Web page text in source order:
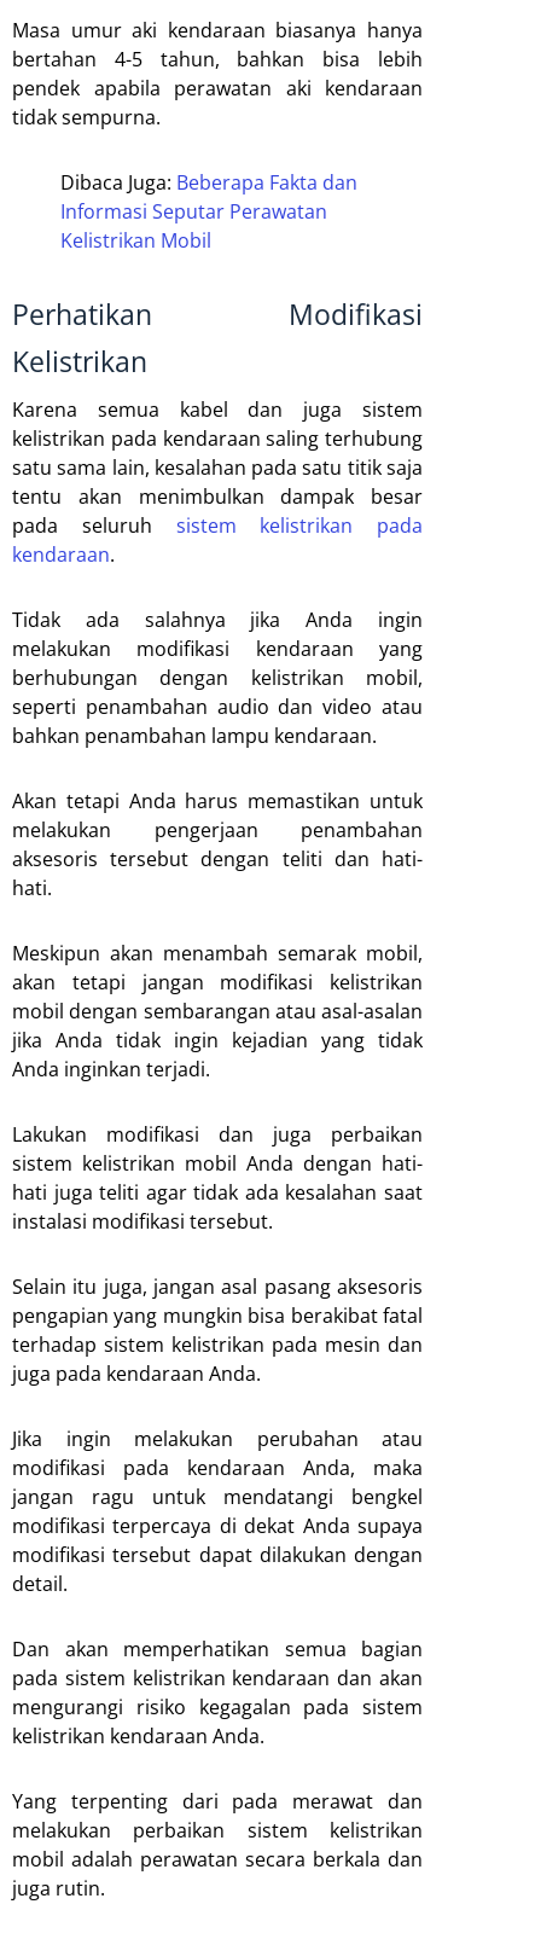
Masa umur aki kendaraan biasanya hanya
bertahan 4-5 tahun, bahkan bisa lebih
pendek apabila perawatan aki kendaraan
tidak sempurna.
Dibaca Juga: Beberapa Fakta dan
Informasi Seputar Perawatan
Kelistrikan Mobil
Perhatikan Modifikasi
Kelistrikan
Karena semua kabel dan juga sistem
kelistrikan pada kendaraan saling terhubung
satu sama lain, kesalahan pada satu titik saja
tentu akan menimbulkan dampak besar
pada seluruh sistem kelistrikan pada
kendaraan.
Tidak ada salahnya jika Anda ingin
melakukan modifikasi kendaraan yang
berhubungan dengan kelistrikan mobil,
seperti penambahan audio dan video atau
bahkan penambahan lampu kendaraan.
Akan tetapi Anda harus memastikan untuk
melakukan pengerjaan penambahan
aksesoris tersebut dengan teliti dan hati-
hati.
Meskipun akan menambah semarak mobil,
akan tetapi jangan modifikasi kelistrikan
mobil dengan sembarangan atau asal-asalan
jika Anda tidak ingin kejadian yang tidak
Anda inginkan terjadi.
Lakukan modifikasi dan juga perbaikan
sistem kelistrikan mobil Anda dengan hati-
hati juga teliti agar tidak ada kesalahan saat
instalasi modifikasi tersebut.
Selain itu juga, jangan asal pasang aksesoris
pengapian yang mungkin bisa berakibat fatal
terhadap sistem kelistrikan pada mesin dan
juga pada kendaraan Anda.
Jika ingin melakukan perubahan atau
modifikasi pada kendaraan Anda, maka
jangan ragu untuk mendatangi bengkel
modifikasi terpercaya di dekat Anda supaya
modifikasi tersebut dapat dilakukan dengan
detail.
Dan akan memperhatikan semua bagian
pada sistem kelistrikan kendaraan dan akan
mengurangi risiko kegagalan pada sistem
kelistrikan kendaraan Anda.
Yang terpenting dari pada merawat dan
melakukan perbaikan sistem kelistrikan
mobil adalah perawatan secara berkala dan
juga rutin.